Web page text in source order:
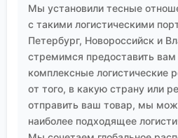
Мы установили тесные
с такими логистическими
Петербург, Новороссийск и
стремимся предоставить
комплексные логистические
от того, в какую страну или
отправить ваш товар, мы
наиболее подходящее